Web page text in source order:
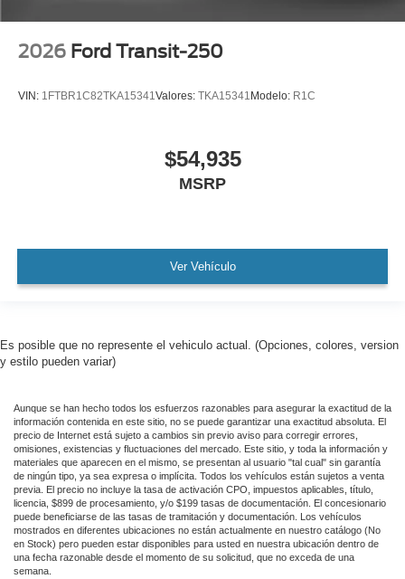
2026 Ford Transit-250
VIN: 1FTBR1C82TKA15341Valores: TKA15341 Modelo: R1C
$54,935
MSRP
Ver Vehículo
Es posible que no represente el vehiculo actual. (Opciones, colores, version
y estilo pueden variar)
Aunque se han hecho todos los esfuerzos razonables para asegurar la exactitud de la
información contenida en este sitio, no se puede garantizar una exactitud absoluta. El
precio de Internet está sujeto a cambios sin previo aviso para corregir errores,
omisiones, existencias y fluctuaciones del mercado. Este sitio, y toda la información y
materiales que aparecen en el mismo, se presentan al usuario "tal cual" sin garantía
de ningún tipo, ya sea expresa o implícita. Todos los vehículos están sujetos a venta
previa. El precio no incluye la tasa de activación CPO, impuestos aplicables, título,
licencia, $899 de procesamiento, y/o $199 tasas de documentación. El concesionario
puede beneficiarse de las tasas de tramitación y documentación. Los vehículos
mostrados en diferentes ubicaciones no están actualmente en nuestro catálogo (No
en Stock) pero pueden estar disponibles para usted en nuestra ubicación dentro de
una fecha razonable desde el momento de su solicitud, que no exceda de una
semana.